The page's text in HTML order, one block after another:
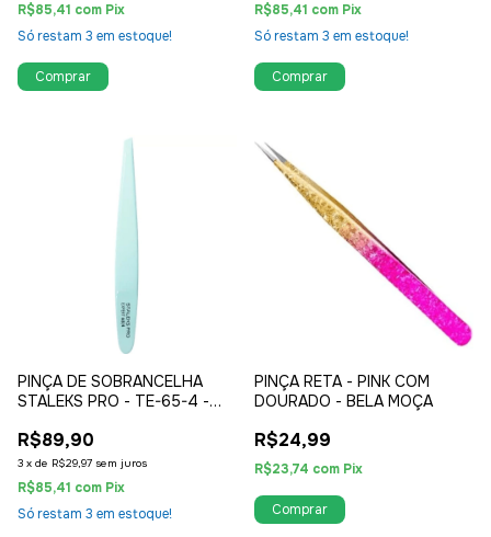
R$85,41 com Pix
Só restam 3 em estoque!
R$85,41 com Pix
Só restam 3 em estoque!
PINÇA DE SOBRANCELHA
STALEKS PRO - TE-65-4 -
R$89,90
3 x de R$29,97 sem juros
R$85,41 com Pix
Só restam 3 em estoque!
PINÇA RETA - PINK COM
DOURADO - BELA MOÇA
R$24,99
R$23,74 com Pix